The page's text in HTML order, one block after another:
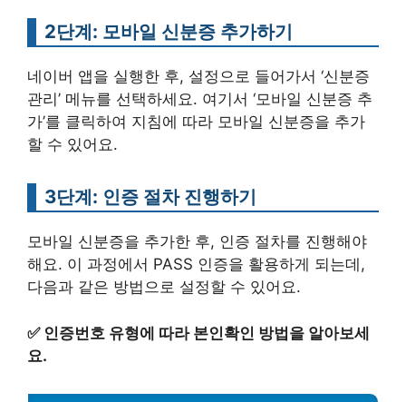
2단계: 모바일 신분증 추가하기
네이버 앱을 실행한 후, 설정으로 들어가서 ‘신분증
관리’ 메뉴를 선택하세요. 여기서 ‘모바일 신분증 추
가’를 클릭하여 지침에 따라 모바일 신분증을 추가
할 수 있어요.
3단계: 인증 절차 진행하기
모바일 신분증을 추가한 후, 인증 절차를 진행해야
해요. 이 과정에서 PASS 인증을 활용하게 되는데,
다음과 같은 방법으로 설정할 수 있어요.
✅ 인증번호 유형에 따라 본인확인 방법을 알아보세
요.